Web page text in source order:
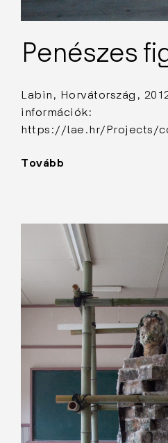
Penészes
Labin, Horvátország,
információk:
https://lae.hr/Projects/
Tovább